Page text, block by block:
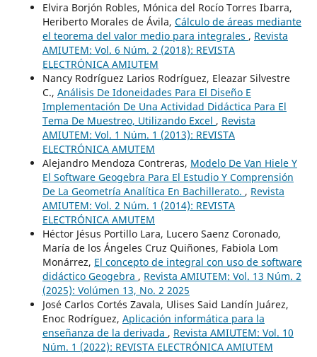
Elvira Borjón Robles, Mónica del Rocío Torres Ibarra,
Heriberto Morales de Ávila, Cálculo de áreas mediante
el teorema del valor medio para integrales , Revista
AMIUTEM: Vol. 6 Núm. 2 (2018): REVISTA
ELECTRÓNICA AMIUTEM
Nancy Rodríguez Larios Rodríguez, Eleazar Silvestre
C., Análisis De Idoneidades Para El Diseño E
Implementación De Una Actividad Didáctica Para El
Tema De Muestreo, Utilizando Excel , Revista
AMIUTEM: Vol. 1 Núm. 1 (2013): REVISTA
ELECTRÓNICA AMUTEM
Alejandro Mendoza Contreras, Modelo De Van Hiele Y
El Software Geogebra Para El Estudio Y Comprensión
De La Geometría Analítica En Bachillerato. , Revista
AMIUTEM: Vol. 2 Núm. 1 (2014): REVISTA
ELECTRÓNICA AMUTEM
Héctor Jésus Portillo Lara, Lucero Saenz Coronado,
María de los Ángeles Cruz Quiñones, Fabiola Lom
Monárrez, El concepto de integral con uso de software
didáctico Geogebra , Revista AMIUTEM: Vol. 13 Núm. 2
(2025): Volúmen 13, No. 2 2025
José Carlos Cortés Zavala, Ulises Said Landín Juárez,
Enoc Rodríguez, Aplicación informática para la
enseñanza de la derivada , Revista AMIUTEM: Vol. 10
Núm. 1 (2022): REVISTA ELECTRÓNICA AMIUTEM